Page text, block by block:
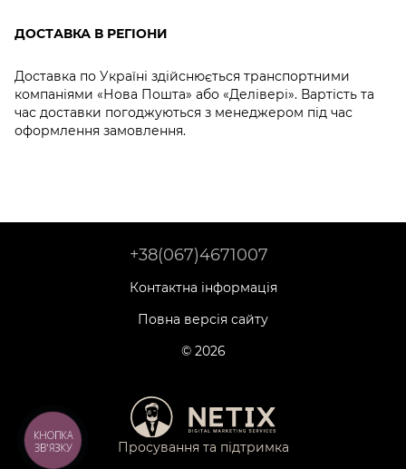
ДОСТАВКА В РЕГІОНИ
Доставка по Україні здійснюється транспортними
компаніями «Нова Пошта» або «Делівері». Вартість та
час доставки погоджуються з менеджером під час
оформлення замовлення.
+38(067)4671007
Контактна інформація
Повна версія сайту
© 2026
Просування та підтримка
КНОПКА
ЗВ'ЯЗКУ